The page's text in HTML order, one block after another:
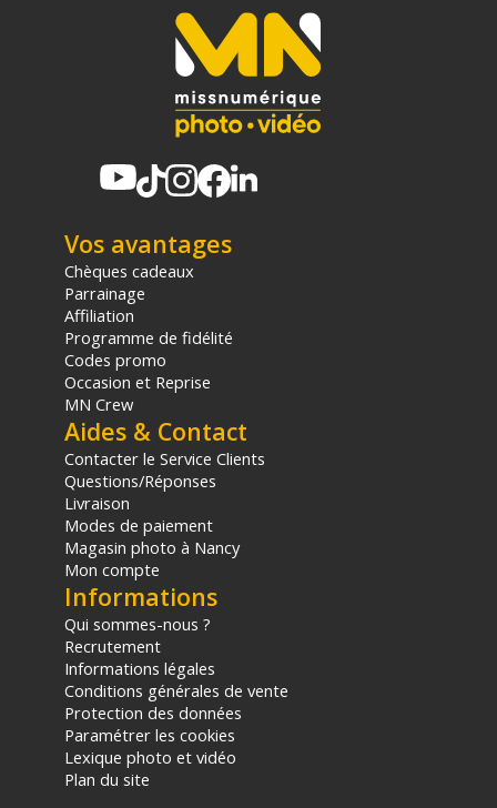
Vos avantages
Chèques cadeaux
Parrainage
Affiliation
Programme de fidélité
Codes promo
Occasion et Reprise
MN Crew
Aides & Contact
Contacter le Service Clients
Questions/Réponses
Livraison
Modes de paiement
Magasin photo à Nancy
Mon compte
Informations
Qui sommes-nous ?
Recrutement
Informations légales
Conditions générales de vente
Protection des données
Paramétrer les cookies
Lexique photo et vidéo
Plan du site